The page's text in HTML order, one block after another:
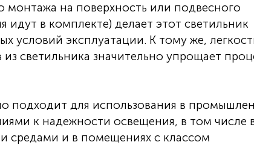
монтажа на поверхность или подвесного
идут в комплекте) делает этот светильник
условий эксплуатации. К тому же,
светильника значительно упрощает
подходит для использования в
к надежности освещения, в том числе
средами и в помещениях с классом